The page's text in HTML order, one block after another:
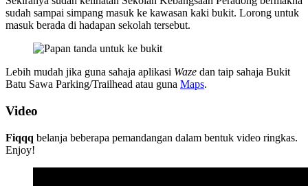
sudah sampai simpang masuk ke kawasan kaki bukit. Lorong untuk
masuk berada di hadapan sekolah tersebut.
Lebih mudah jika guna sahaja aplikasi Waze dan taip sahaja Bukit
Batu Sawa Parking/Trailhead atau guna Maps.
Video
Fiqqq belanja beberapa pemandangan dalam bentuk video ringkas.
Enjoy!